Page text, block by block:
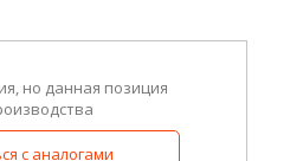
но данная позиция
с аналогами